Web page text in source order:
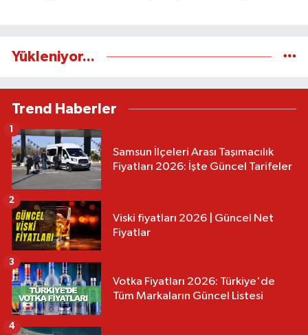
Yükleniyor...
Trend Haberler
Samsun İlçeleri Arası Taşımacılık
Fiyatları 2026: İşte Güncel Tarifeler
1
Viski fiyatları 2026 | Güncel Net
Fiyatlar
2
Votka Fiyatları 2026: Türkiye'de
Tüm Markaların Güncel Listesi
3
4